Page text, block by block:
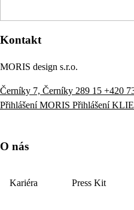
Kontakt
MORIS design s.r.o.
Černíky 7, Černíky 289 15 +420
Přihlášení MORIS Přihlášení
O nás
Kariéra Press Kit